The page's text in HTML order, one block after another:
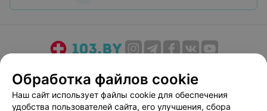
Медицинский маркетинг
Публичный договор
Пользовательское соглашение
Способы оплаты
Обработка файлов cookie
Наш сайт использует файлы cookie для обеспечения
удобства пользователей сайта, его улучшения, сбора